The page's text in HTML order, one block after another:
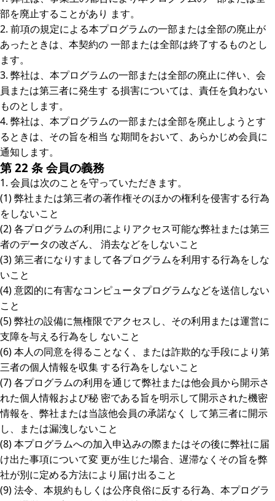
部を廃止することがあり ます。
2. 前項の規定による本プログラムの一部または全部の廃止が
あったときは、本契約の 一部または全部は終了するものとし
ます。
3. 弊社は、本プログラムの一部または全部の廃止に伴い、会
員または第三者に発生す る損害については、責任を負わない
ものとします。
4. 弊社は、本プログラムの一部または全部を廃止しようとす
るときは、その旨を相当 な期間をおいて、あらかじめ会員に
通知します。
第 22 条 会員の義務
1. 会員は次のことを守っていただきます。
(1) 弊社または第三者の著作権そのほかの権利を侵害する行為
をしないこと
(2) 各プログラムの利用によりアクセス可能な弊社または第三
者のデータの改ざん、 消去などをしないこと
(3) 第三者になりすまして各プログラムを利用する行為をしな
いこと
(4) 意図的に有害なコンピュータプログラムなどを送信しない
こと
(5) 弊社の設備に無権限でアクセスし、その利用または運営に
支障を与える行為をし ないこと
(6) 本人の同意を得ることなく、または詐欺的な手段により第
三者の個人情報を収集 する行為をしないこと
(7) 各プログラムの利用を通じて弊社または他会員から開示さ
れた個人情報および秘 密である旨を明示して開示された機密
情報を、弊社または当該他会員の承諾なく して第三者に開示
し、または漏洩しないこと
(8) 本プログラムへの加入申込みの際またはその後に弊社に届
け出た事項について変 更が生じた場合、遅滞なくその旨を弊
社が別に定める方法により届け出ること
(9) 法令、本規約もしくは公序良俗に反する行為、本プログラ